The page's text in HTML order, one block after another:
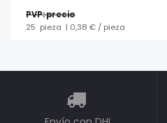
PVP: precio
25 pieza | 0,38 € / pieza